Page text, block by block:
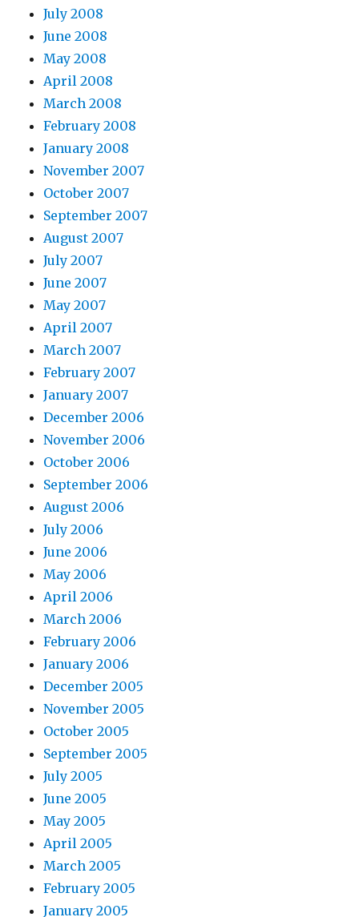
July 2008
June 2008
May 2008
April 2008
March 2008
February 2008
January 2008
November 2007
October 2007
September 2007
August 2007
July 2007
June 2007
May 2007
April 2007
March 2007
February 2007
January 2007
December 2006
November 2006
October 2006
September 2006
August 2006
July 2006
June 2006
May 2006
April 2006
March 2006
February 2006
January 2006
December 2005
November 2005
October 2005
September 2005
July 2005
June 2005
May 2005
April 2005
March 2005
February 2005
January 2005